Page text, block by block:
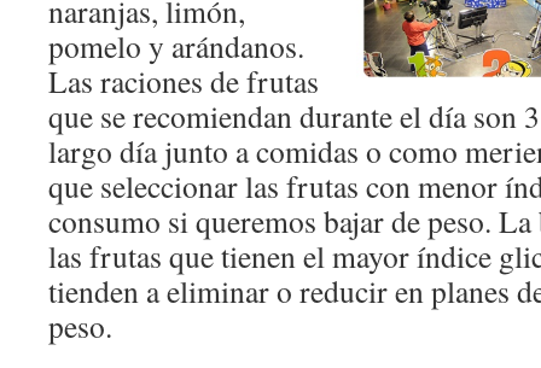
naranjas, limón,
pomelo y arándanos.
Las raciones de frutas
que se recomiendan durante el día son
largo día junto a comidas o como
que seleccionar las frutas con menor
consumo si queremos bajar de peso.
las frutas que tienen el mayor índice
tienden a eliminar o reducir en planes
peso.